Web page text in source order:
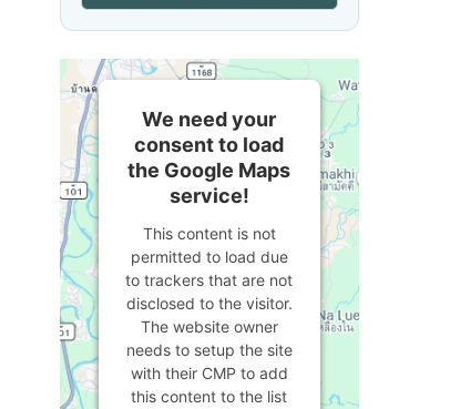
We need your
consent to load
the Google Maps
service!
This content is not
permitted to load due
to trackers that are not
disclosed to the visitor.
The website owner
needs to setup the site
with their CMP to add
this content to the list